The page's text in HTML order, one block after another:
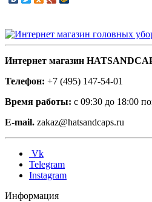
Интернет магазин
Телефон: +7 (495) 147-54-01
Время работы: с 09:30 до 18:00
E-mail. zakaz@hatsandcaps.ru
Vk
Telegram
Instagram
Информация